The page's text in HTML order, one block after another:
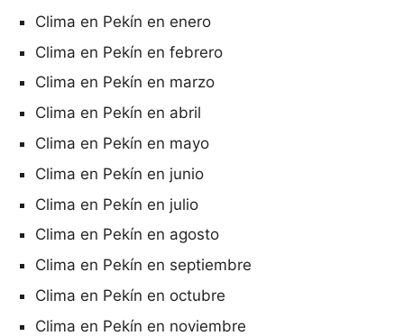
Clima en Pekín en enero
Clima en Pekín en febrero
Clima en Pekín en marzo
Clima en Pekín en abril
Clima en Pekín en mayo
Clima en Pekín en junio
Clima en Pekín en julio
Clima en Pekín en agosto
Clima en Pekín en septiembre
Clima en Pekín en octubre
Clima en Pekín en noviembre